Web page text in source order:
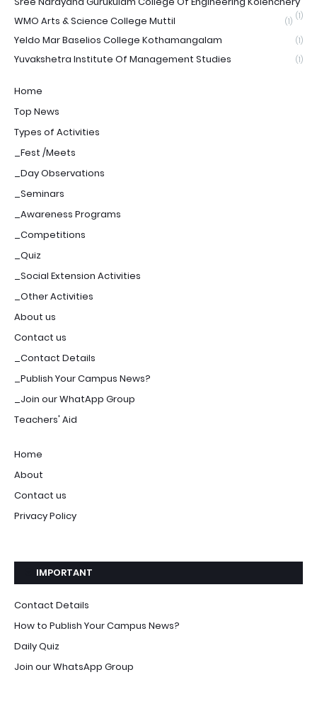
(1)
WMO Arts & Science College Muttil (1)
Yeldo Mar Baselios College Kothamangalam (1)
Yuvakshetra Institute Of Management Studies (1)
Home
Top News
Types of Activities
_Fest /Meets
_Day Observations
_Seminars
_Awareness Programs
_Competitions
_Quiz
_Social Extension Activities
_Other Activities
About us
Contact us
_Contact Details
_Publish Your Campus News?
_Join our WhatApp Group
Teachers' Aid
Home
About
Contact us
Privacy Policy
IMPORTANT
Contact Details
How to Publish Your Campus News?
Daily Quiz
Join our WhatsApp Group